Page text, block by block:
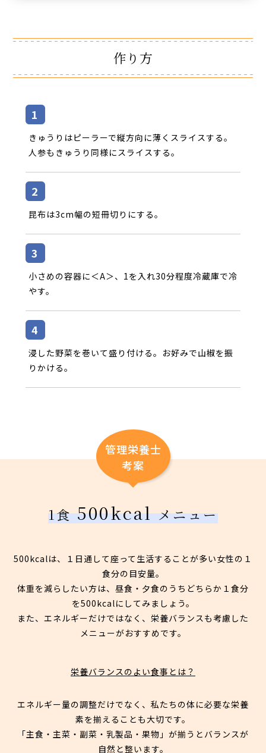
作り方
きゅうりはピーラーで縦方向に薄くスライスする。
人参もきゅうり同様にスライスする。
昆布は3cm幅の短冊切りにする。
小さめの容器に＜A＞、1を入れ30分程度冷蔵庫で冷
やす。
浸した野菜を巻いて盛り付ける。お好みで山椒を振
りかける。
管理栄養士
考案
1食500kcalメニュー
500kcalは、１日通して座って生活することが多い女性の１
食分の目安量。
体重を減らしたい方は、昼食・夕食のうちどちらか１食分
を500kcalにしてみましょう。
また、エネルギーだけではなく、栄養バランスも考慮した
メニューがおすすめです。
栄養バランスのよい食事とは？
エネルギー量の調整だけでなく、私たちの体に必要な栄養
素を揃えることも大切です。
「主食・主菜・副菜・乳製品・果物」が揃うとバランスが
自然と整います。